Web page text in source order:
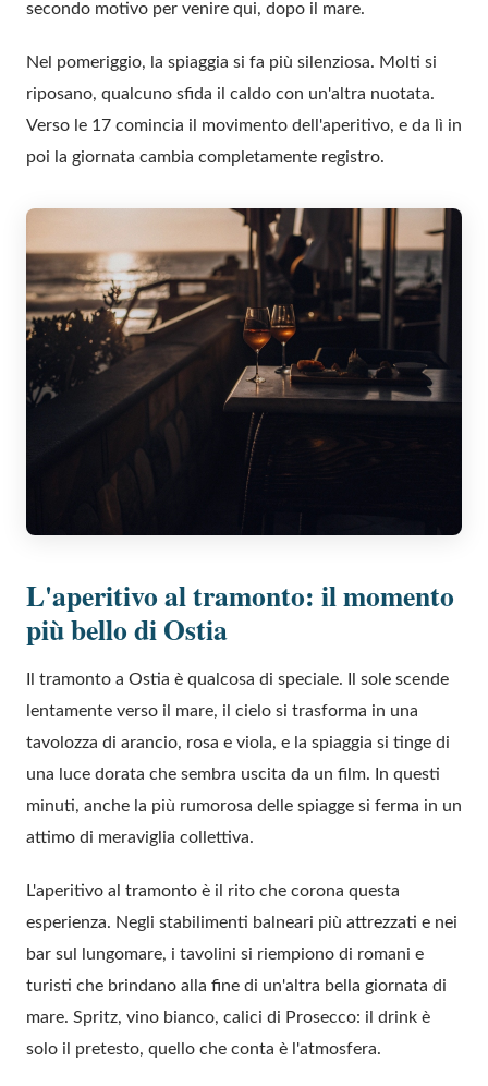
secondo motivo per venire qui, dopo il mare.
Nel pomeriggio, la spiaggia si fa più silenziosa. Molti si
riposano, qualcuno sfida il caldo con un'altra nuotata.
Verso le 17 comincia il movimento dell'aperitivo, e da lì in
poi la giornata cambia completamente registro.
L'aperitivo al tramonto: il momento
più bello di Ostia
Il tramonto a Ostia è qualcosa di speciale. Il sole scende
lentamente verso il mare, il cielo si trasforma in una
tavolozza di arancio, rosa e viola, e la spiaggia si tinge di
una luce dorata che sembra uscita da un film. In questi
minuti, anche la più rumorosa delle spiagge si ferma in un
attimo di meraviglia collettiva.
L'aperitivo al tramonto è il rito che corona questa
esperienza. Negli stabilimenti balneari più attrezzati e nei
bar sul lungomare, i tavolini si riempiono di romani e
turisti che brindano alla fine di un'altra bella giornata di
mare. Spritz, vino bianco, calici di Prosecco: il drink è
solo il pretesto, quello che conta è l'atmosfera.